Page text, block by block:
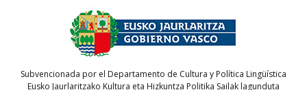
Subvencionada por el Departamento de Cultura y Política Lingüística
Eusko Jaurlaritzako Kultura eta Hizkuntza Politika Sailak lagunduta